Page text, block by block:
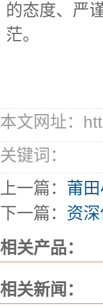
的态度、严
茫。
本文网址：
关键词：
上一篇： 莆
下一篇： 资
相关产品：
相关新闻：